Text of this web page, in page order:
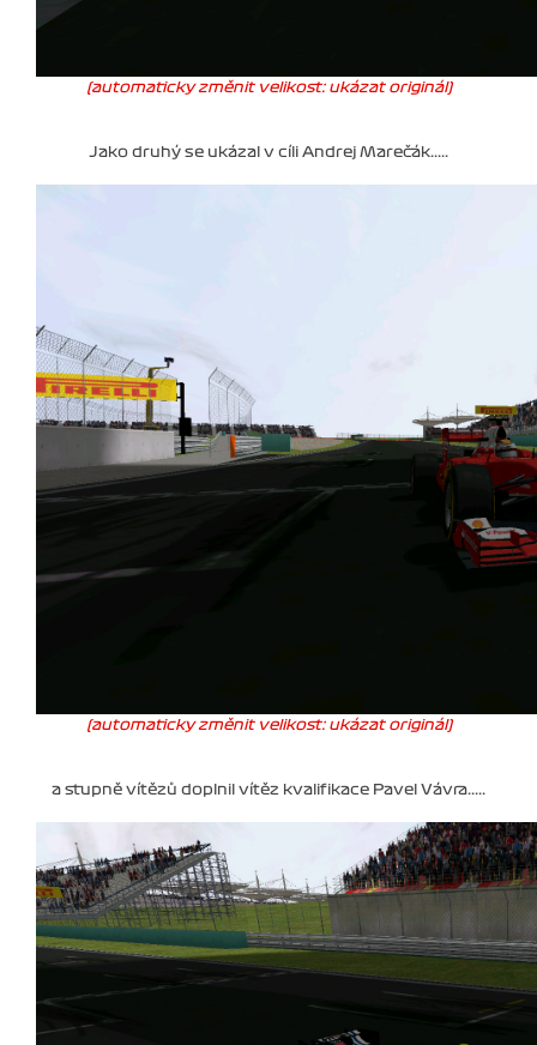
(automaticky změnit velikost: ukázat originál)
Jako druhý se ukázal v cíli Andrej Marečák.....
(automaticky změnit velikost: ukázat originál)
a stupně vítězů doplnil vítěz kvalifikace Pavel Vávra.....